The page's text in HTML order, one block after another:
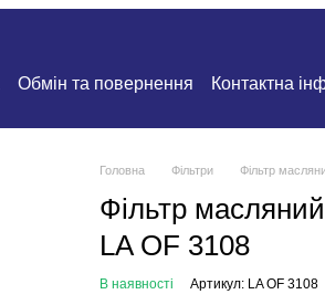
Обмін та повернення Контактна
Головна Фільтри Фільтр
Фільтр
LA OF 3108
В наявності Артикул: LA OF 3108